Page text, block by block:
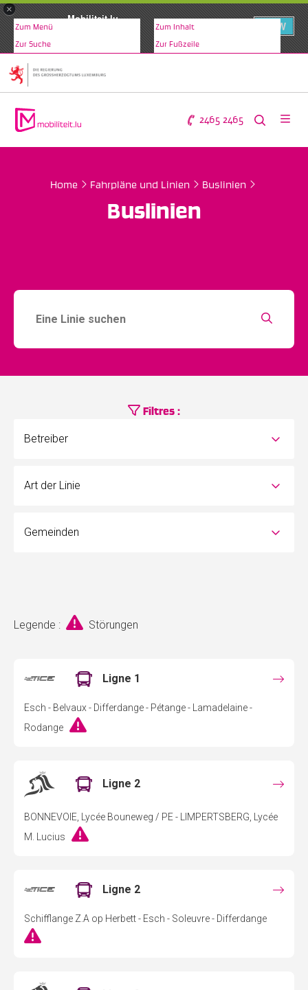
×
Mobiliteit.lu
VIEW
Zum Menü Zum Inhalt
Zur Suche Zur Fußzeile
2465 2465
Home Fahrpläne und Linien Buslinien
Buslinien
Filtres :
Legende : Störungen
Ligne 1
Esch - Belvaux - Differdange - Pétange - Lamadelaine -
Rodange
Ligne 2
BONNEVOIE, Lycée Bouneweg / PE - LIMPERTSBERG, Lycée
M. Lucius
Ligne 2
Schifflange Z.A op Herbett - Esch - Soleuvre - Differdange